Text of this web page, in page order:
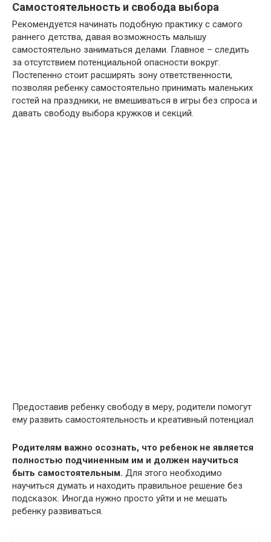
Самостоятельность и свобода выбора
Рекомендуется начинать подобную практику с самого
раннего детства, давая возможность малышу
самостоятельно заниматься делами. Главное – следить
за отсутствием потенциальной опасности вокруг.
Постепенно стоит расширять зону ответственности,
позволяя ребенку самостоятельно принимать маленьких
гостей на праздники, не вмешиваться в игры без спроса и
давать свободу выбора кружков и секций.
Предоставив ребенку свободу в меру, родители помогут
ему развить самостоятельность и креативный потенциал
Родителям важно осознать, что ребенок не является
полностью подчиненным им и должен научиться
быть самостоятельным. Для этого необходимо
научиться думать и находить правильное решение без
подсказок. Иногда нужно просто уйти и не мешать
ребенку развиваться.